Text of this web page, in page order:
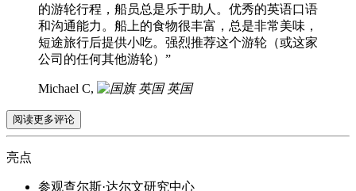
的游轮行程，船员总是乐于助人。优秀的英语口语
和沟通能力。船上的食物很丰富，总是非常美味，
短途旅行后提供小吃。强烈推荐这个游轮（或这家
公司的任何其他游轮）”
Michael C, 英国
阅读更多评论
亮点
参观查尔斯·达尔文研究中心